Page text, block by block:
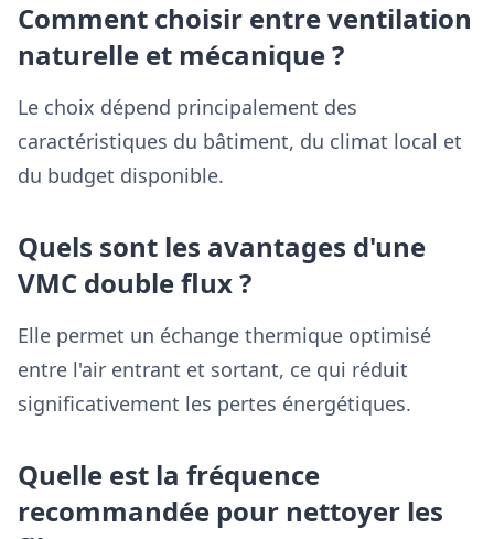
Comment choisir entre ventilation
naturelle et mécanique ?
Le choix dépend principalement des
caractéristiques du bâtiment, du climat local et
du budget disponible.
Quels sont les avantages d'une
VMC double flux ?
Elle permet un échange thermique optimisé
entre l'air entrant et sortant, ce qui réduit
significativement les pertes énergétiques.
Quelle est la fréquence
recommandée pour nettoyer les